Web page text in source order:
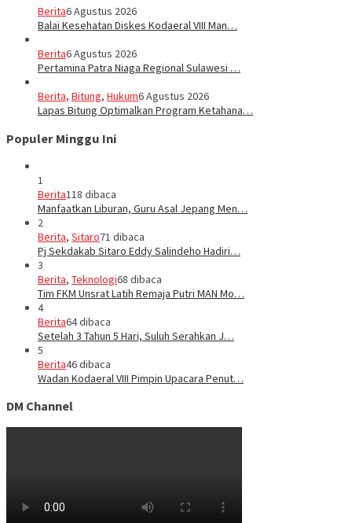
Berita6 Agustus 2026
Balai Kesehatan Diskes Kodaeral VIII Man…
Berita6 Agustus 2026
Pertamina Patra Niaga Regional Sulawesi …
Berita, Bitung, Hukum6 Agustus 2026
Lapas Bitung Optimalkan Program Ketahana…
Populer Minggu Ini
1
Berita118 dibaca
Manfaatkan Liburan, Guru Asal Jepang Men…
2
Berita, Sitaro71 dibaca
Pj Sekdakab Sitaro Eddy Salindeho Hadiri…
3
Berita, Teknologi68 dibaca
Tim FKM Unsrat Latih Remaja Putri MAN Mo…
4
Berita64 dibaca
Setelah 3 Tahun 5 Hari, Suluh Serahkan J…
5
Berita46 dibaca
Wadan Kodaeral VIII Pimpin Upacara Penut…
DM Channel